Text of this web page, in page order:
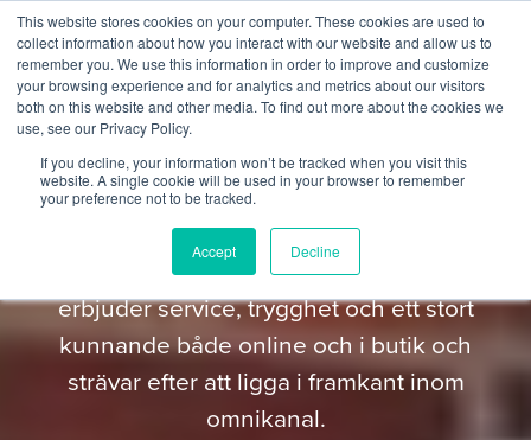
This website stores cookies on your computer. These cookies are used to
collect information about how you interact with our website and allow us to
remember you. We use this information in order to improve and customize
your browsing experience and for analytics and metrics about our visitors
both on this website and other media. To find out more about the cookies we
use, see our Privacy Policy.
If you decline, your information won’t be tracked when you visit this
website. A single cookie will be used in your browser to remember
your preference not to be tracked.
Accept Decline
Big Baby
Big Baby är butikskedjan som erbjuder de
bästa produkterna för de minsta barnen och
erbjuder service, trygghet och ett stort
kunnande både online och i butik och
strävar efter att ligga i framkant inom
omnikanal.